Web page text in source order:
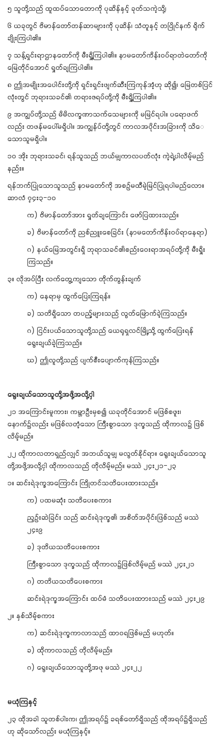
၅ သူတို့သည် ထူထပ်သောတောကို ပုဆိန်နှင့် ခုတ်သကဲ့သို့၊
၆ ယခုတွင် ဗိမာန်တော်တန်ဆာများကို ပုဆိန်၊ သံတူနှင့် တပြိုင်နက် ရိုက်
ချိုးကြပါ၏။
၇ သန့်ရှင်းရာဌာနတော်ကို မီးရှို့ကြပါ၏။ နာမတော်ကိန်းဝပ်ရာတဲတော်ကို
မြေတိုင်အောင် ရှုတ်ချကြပါ၏။
၈ ဤအမျိုးအပေါင်းတို့ကို ရှင်းရှင်းဖျက်ဆီးကြကုန်အံ့ဟု ဆို၍၊ မြေတစ်ပြင်
လုံးတွင် ဘုရားသခင်၏ တရားဇရပ်တို့ကို မီးရှို့ကြပါ၏။
၉ အကျွပ်တို့သည် မိမိလက္ခဏာသက်သေများကို မမြင်ရပါ။ ပရောဖက်
လည်း တဖန်မပေါ်မရှိပါ။ အကျွန်ပ်တို့တွင် ကာလအပိုင်းအခြားကို သိေ
သောသူမရှိပါ။
၁ဝ အိုး ဘုရားသခင်၊ ရန်သူသည် ဘယ်မျှကာလပတ်လုံး ကဲ့ရဲ့ပါလိမ့်မည်
နည်း။
ရန်ဘက်ပြုသောသူသည် နာမတော်ကို အစဉ်မထီမဲ့မြင်ပြုရပါမည်လော။
ဆာလံ ၇၄း၃-၁ဝ
က) ဗိမာန်တော်အား ရှုတ်ချကြောင်း ဖော်ပြထားသည်။
ခ) ဗိမာန်တော်ကို ညစ်ညူးစေခြင်း (နာမတော်ကိန်းဝပ်ရာနေရာ)
ဂ) နယ်မြေအတွင်းရှိ ဘုရာသခင်၏စည်းဝေးရာအရပ်တို့ကို မီးရှိုး
ကြသည်။
၃။ လိုအပ်ပြီး လက်တွေ့ကျသော တိုက်တွန်းချက်
က) နေရာမှ ထွက်ပြေးကြရန်။
ခ) သတိရှိသော တပည့်များသည် လွတ်မြောက်ခဲ့ကြသည်။
ဂ) ငြင်းပယ်သောသူတို့သည် ယေရုရှလင်မြို့သို့ ထွက်ပြေးရန်
ရွေးချယ်ခဲ့ကြသည်။
ဃ) ဤလူတို့သည် ပျက်စီးပျောက်ကုန်ကြသည်။
ရွေးချယ်သောသူတို့အဖို့အလို့ငှါ
၂၁ အကြောင်းမူကား၊ ကမ္ဘာဦးမှစ၍ ယခုတိုင်အောင် မဖြစ်စဖူး၊
နောက်၌လည်း မဖြစ်လတံ့သော ကြီးစွာသော ဒုက္ခသည် ထိုကာလ၌ ဖြစ်
လိမ့်မည်။
၂၂ ထိုကာလတာရှည်လျှင် အဘယ်သူမျှ မလွတ်နိုင်ရာ။ ရွေးချယ်သောသူ
တို့အဖို့အလို့ငှါ ထိုကာလသည် တိုလိမ့်မည်။ မဿဲ ၂၄း၂၁-၂၃
၁။ ဆင်းရဲဒုက္ခအကြောင်း ကြိုတင်သတိပေးထားသည်။
က) ပထမဆုံး သတိပေးစကား
ညှဉ်းဆဲခြင်း သည် ဆင်းရဲဒုက္ခ၏ အစိတ်အပိုင်းဖြစ်သည် မဿဲ
၂၄း၉
ခ) ဒုတိယသတိပေးစကား
ကြီးစွာသော ဒုက္ခသည် ထိုကာလ၌ဖြစ်လိမ့်မည် မဿဲ ၂၄း၂၁
ဂ) တတိယသတိပေးစကား
ဆင်းရဲဒုက္ခအကြောင်း ထပ်မံ သတိပေးထာားသည် မဿဲ ၂၄း၂၉
၂။ နှစ်သိမ့်စကား
က) ဆင်းရဲဒုက္ခကာလာသည် ထာဝရဖြစ်မည် မဟုတ်။
ခ) ထိုကာလသည် တိုလိမ့်မည်။
ဂ) ရွေးချယ်သောသူတို့အဖု မဿဲ ၂၄း၂၂
မယုံကြနှင့်
၂၃ ထိုအခါ သူတစ်ပါးက၊ ဤအရပ်၌ ခရစ်တော်ရှိသည် ထိုအရပ်၌ရှိသည်
ဟု ဆိုသော်လည်း မယုံကြနှင့်။